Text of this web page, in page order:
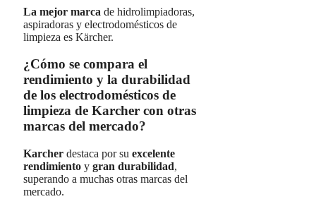
La mejor marca de hidrolimpiadoras,
aspiradoras y electrodomésticos de
limpieza es Kärcher.
¿Cómo se compara el
rendimiento y la durabilidad
de los electrodomésticos de
limpieza de Karcher con otras
marcas del mercado?
Karcher destaca por su excelente
rendimiento y gran durabilidad,
superando a muchas otras marcas del
mercado.